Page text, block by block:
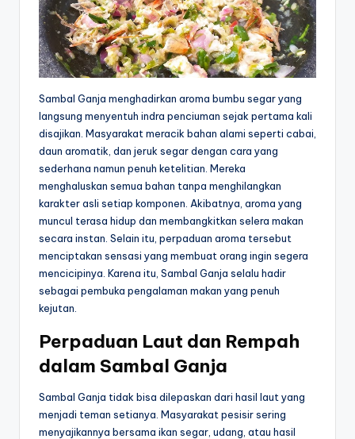
Sambal Ganja menghadirkan aroma bumbu segar yang
langsung menyentuh indra penciuman sejak pertama kali
disajikan. Masyarakat meracik bahan alami seperti cabai,
daun aromatik, dan jeruk segar dengan cara yang
sederhana namun penuh ketelitian. Mereka
menghaluskan semua bahan tanpa menghilangkan
karakter asli setiap komponen. Akibatnya, aroma yang
muncul terasa hidup dan membangkitkan selera makan
secara instan. Selain itu, perpaduan aroma tersebut
menciptakan sensasi yang membuat orang ingin segera
mencicipinya. Karena itu, Sambal Ganja selalu hadir
sebagai pembuka pengalaman makan yang penuh
kejutan.
Perpaduan Laut dan Rempah
dalam Sambal Ganja
Sambal Ganja tidak bisa dilepaskan dari hasil laut yang
menjadi teman setianya. Masyarakat pesisir sering
menyajikannya bersama ikan segar, udang, atau hasil